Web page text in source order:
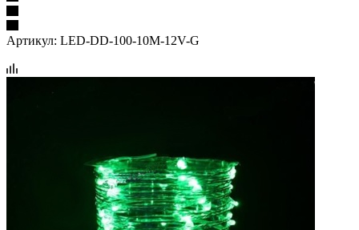
Артикул: LED-DD-100-10M-12V-G